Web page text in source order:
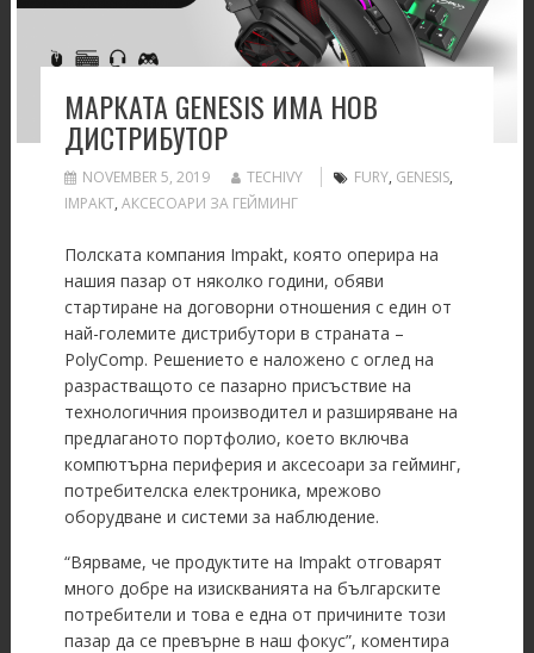
МАРКАТА GENESIS ИМА НОВ
ДИСТРИБУТОР
NOVEMBER 5, 2019 TECHIVY FURY, GENESIS,
IMPAKT, АКСЕСОАРИ ЗА ГЕЙМИНГ
Полската компания Impakt, която оперира на
нашия пазар от няколко години, обяви
стартиране на договорни отношения с един от
най-големите дистрибутори в страната –
PolyComp. Решението е наложено с оглед на
разрастващото се пазарно присъствие на
технологичния производител и разширяване на
предлаганото портфолио, което включва
компютърна периферия и аксесоари за гейминг,
потребителска електроника, мрежово
оборудване и системи за наблюдение.
“Вярваме, че продуктите на Impakt отговарят
много добре на изискванията на българските
потребители и това е една от причините този
пазар да се превърне в наш фокус”, коментира